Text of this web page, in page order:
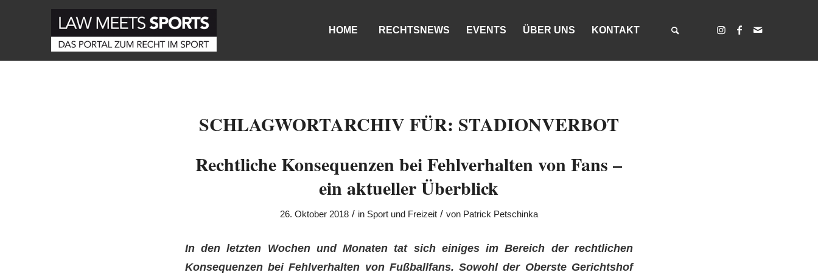
HOME RECHTSNEWS EVENTS ÜBER UNS KONTAKT
SCHLAGWORTARCHIV FÜR: STADIONVERBOT
Rechtliche Konsequenzen bei Fehlverhalten von Fans –
ein aktueller Überblick
26. Oktober 2018 / in Sport und Freizeit / von Patrick Petschinka
In den letzten Wochen und Monaten tat sich einiges im Bereich der rechtlichen
Konsequenzen bei Fehlverhalten von Fußballfans. Sowohl der Oberste Gerichtshof